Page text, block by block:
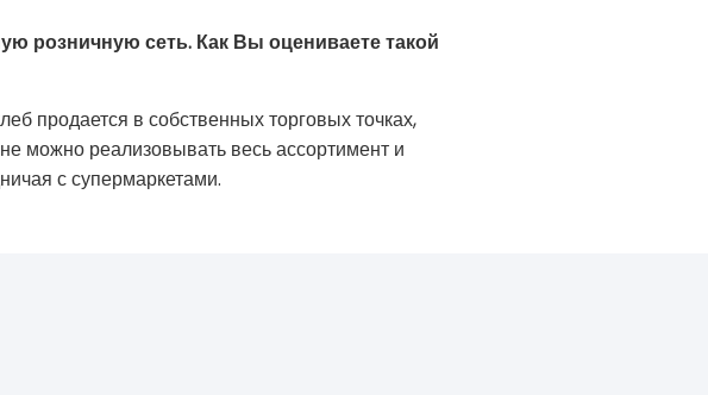
розничную сеть. Как Вы оцениваете такой
продается в собственных торговых точках,
можно реализовывать весь ассортимент и
с супермаркетами.